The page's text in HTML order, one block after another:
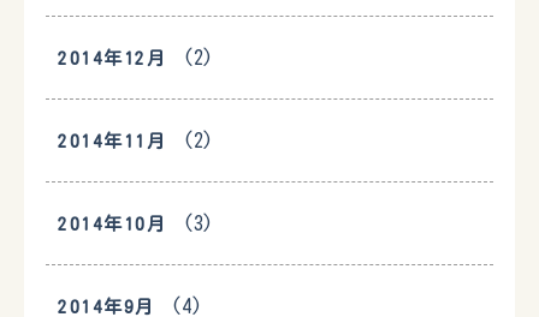
2014年12月 (2)
2014年11月 (2)
2014年10月 (3)
2014年9月 (4)